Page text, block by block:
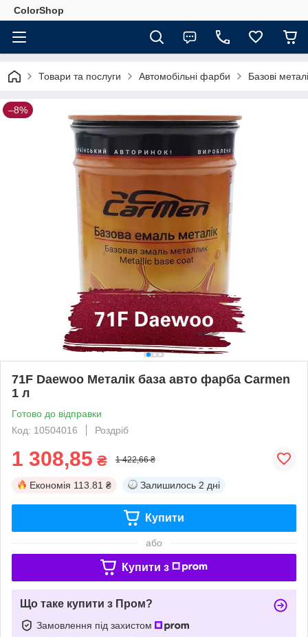
ColorShop
Товари та послуги Автомобільні фарби Базові
–8%
71F Daewoo Металік база авто фарба Carmen
1 л
Готово до відправки
Код: 10504016
Роздріб
1 308,85 ₴ 1 422,66 ₴
Економія 113.81 ₴ Залишилось 2 дні
Купити
або
Купити з
Що таке купити з Пром?
Замовлення під захистом